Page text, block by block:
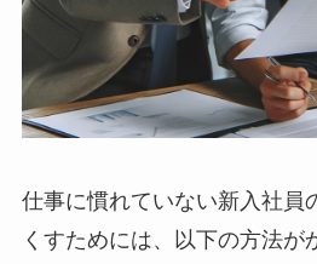
仕事に慣れていない新入社員
くすためには、以下の方法が